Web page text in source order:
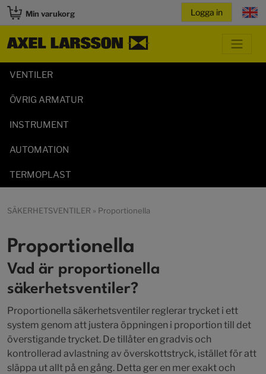
Min varukorg
VENTILER
ÖVRIG ARMATUR
INSTRUMENT
AUTOMATION
TERMOPLAST
SÄKERHETSVENTILER » Proportionella
Proportionella
Vad är proportionella
säkerhetsventiler?
Proportionella säkerhetsventiler reglerar trycket i ett
system genom att justera öppningen i proportion till det
överstigande trycket. De tillåter en gradvis och
kontrollerad avlastning av överskottstryck, istället för att
släppa ut allt på en gång. Detta ger en mer exakt och